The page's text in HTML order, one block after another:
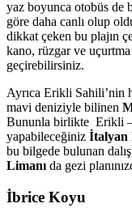
yaz boyunca otobüs de
göre daha canlı olup
dikkat çeken bu plajın
kano, rüzgar ve
geçirebilirsiniz.
Ayrıca Erikli Sahili’nin
mavi deniziyle bilinen
Bununla birlikte Erikli –
yapabileceğiniz İtalyan
bu bilgede bulunan
Limanı da gezi
İbrice Koyu